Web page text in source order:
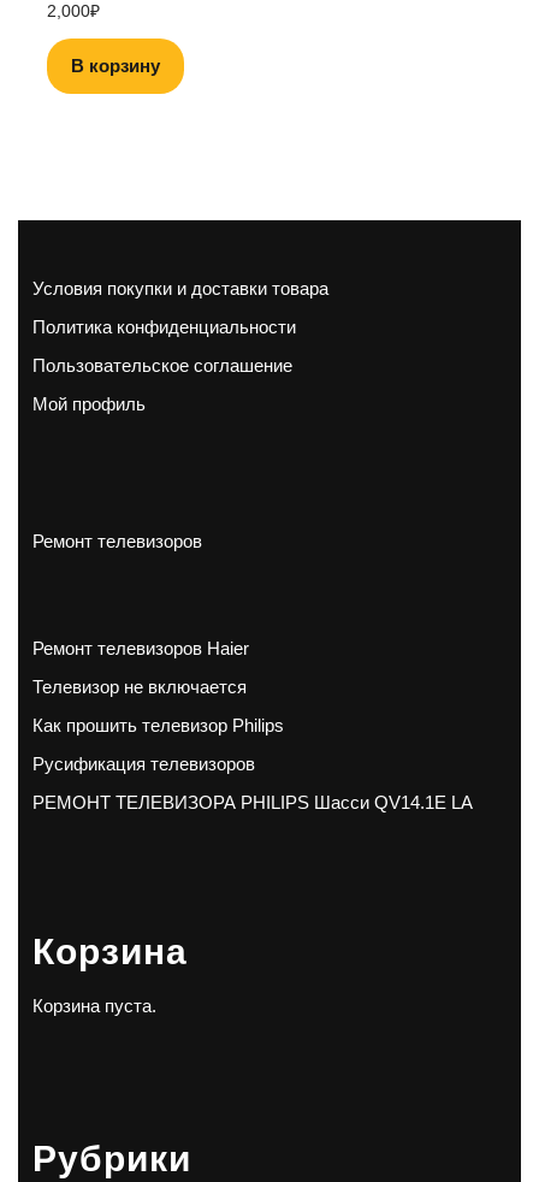
2,000₽
В корзину
Условия покупки и доставки товара
Политика конфиденциальности
Пользовательское соглашение
Мой профиль
Ремонт телевизоров
Ремонт телевизоров Haier
Телевизор не включается
Как прошить телевизор Philips
Русификация телевизоров
РЕМОНТ ТЕЛЕВИЗОРА PHILIPS Шасси QV14.1E LA
Корзина
Корзина пуста.
Рубрики